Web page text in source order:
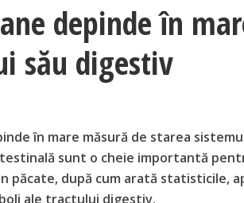
depinde în
său digestiv
în mare măsură de starea
sunt o cheie importantă
păcate, după cum arată statisticile,
ale tractului digestiv.